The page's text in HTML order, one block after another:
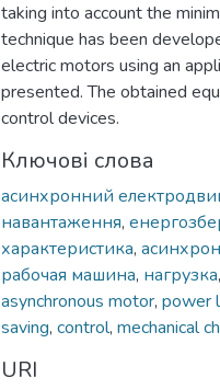
taking into account the
technique has been
electric motors using an
presented. The obtained
control devices.
Ключові слова
асинхронний
навантаження,
характеристика,
рабочая машина, нагрузка,
asynchronous motor, power
saving, control, mechanical
URI